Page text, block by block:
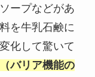
ープなどがあ
を牛乳石鹸に
化して驚いて
バリア機能の